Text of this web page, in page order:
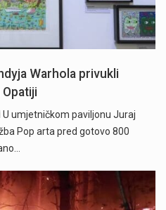
Warhola privukli
umjetničkom paviljonu Juraj
Pop arta pred gotovo 800